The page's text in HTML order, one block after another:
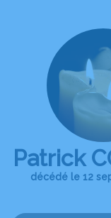
Patrick
décédé le 12